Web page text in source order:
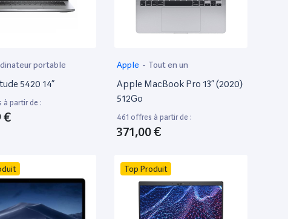
portable
5420 14”
à partir de :
€
Apple - Tout en un
Apple MacBook Pro 13” (2020)
512Go
461 offres à partir de :
371,00 €
Top Produit